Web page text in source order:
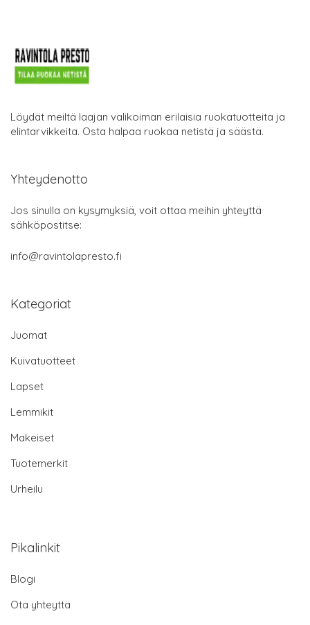
Löydät meiltä laajan valikoiman erilaisia ruokatuotteita ja
elintarvikkeita. Osta halpaa ruokaa netistä ja säästä.
Yhteydenotto
Jos sinulla on kysymyksiä, voit ottaa meihin yhteyttä
sähköpostitse:
info@ravintolapresto.fi
Kategoriat
Juomat
Kuivatuotteet
Lapset
Lemmikit
Makeiset
Tuotemerkit
Urheilu
Pikalinkit
Blogi
Ota yhteyttä